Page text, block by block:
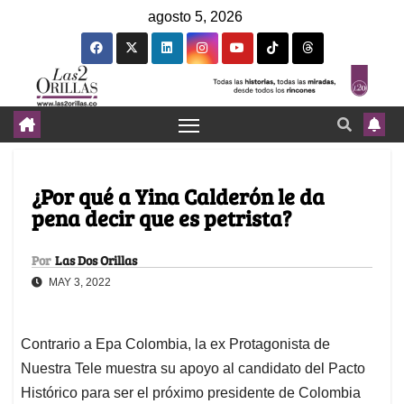
agosto 5, 2026
¿Por qué a Yina Calderón le da
pena decir que es petrista?
Por Las Dos Orillas
MAY 3, 2022
Contrario a Epa Colombia, la ex Protagonista de
Nuestra Tele muestra su apoyo al candidato del Pacto
Histórico para ser el próximo presidente de Colombia